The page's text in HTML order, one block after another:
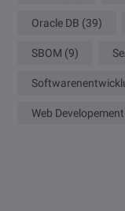
Oracle DB (39)
SBOM (9)
Web Developement